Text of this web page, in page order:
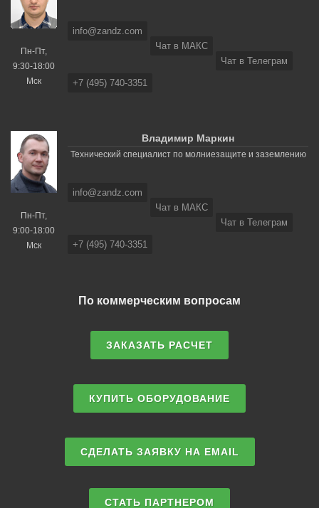
Пн-Пт,
9:30-18:00
Мск
info@zandz.com
Чат в МАКС
Чат в Телеграм
+7 (495) 740-3351
Пн-Пт,
9:00-18:00
Мск
Владимир Маркин
Технический специалист по молниезащите и заземлению
info@zandz.com
Чат в МАКС
Чат в Телеграм
+7 (495) 740-3351
По коммерческим вопросам
ЗАКАЗАТЬ РАСЧЕТ
КУПИТЬ ОБОРУДОВАНИЕ
СДЕЛАТЬ ЗАЯВКУ НА EMAIL
СТАТЬ ПАРТНЕРОМ